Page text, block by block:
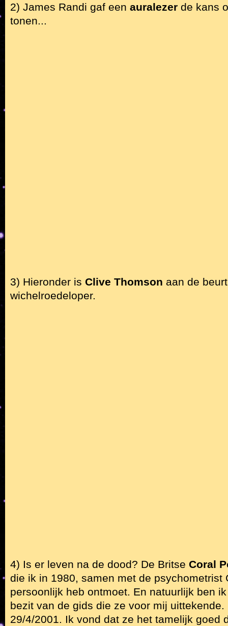
2) James Randi gaf een auralezer de kans
tonen...
3) Hieronder is Clive Thomson aan de
wichelroedeloper.
4) Is er leven na de dood? De Britse Coral
die ik in 1980, samen met de psychometrist
persoonlijk heb ontmoet. En natuurlijk ben
bezit van de gids die ze voor mij
29/4/2001. Ik vond dat ze het tamelijk goed